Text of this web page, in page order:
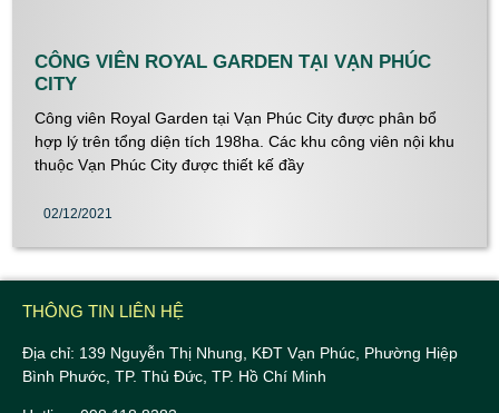
CÔNG VIÊN ROYAL GARDEN TẠI VẠN PHÚC
CITY
Công viên Royal Garden tại Vạn Phúc City được phân bổ
hợp lý trên tổng diện tích 198ha. Các khu công viên nội khu
thuộc Vạn Phúc City được thiết kế đầy
02/12/2021
THÔNG TIN LIÊN HỆ
Địa chỉ: 139 Nguyễn Thị Nhung, KĐT Vạn Phúc, Phường Hiệp
Bình Phước, TP. Thủ Đức, TP. Hồ Chí Minh